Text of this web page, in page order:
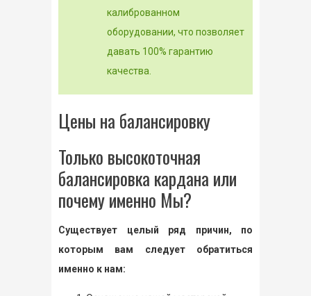
калиброванном
оборудовании, что позволяет
давать 100% гарантию
качества.
Цены на балансировку
Только высокоточная
балансировка кардана или
почему именно Мы?
Существует целый ряд причин, по
которым вам следует обратиться
именно к нам: